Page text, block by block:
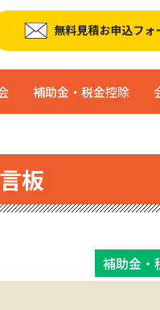
補助金・税金控除
板
補助金・